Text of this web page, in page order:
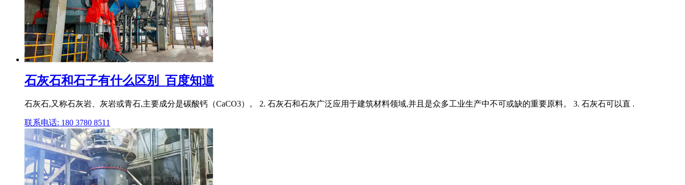
石灰石和石子有什么区别_百度知道
石灰石,又称石灰岩、灰岩或青石,主要成分是碳酸钙（CaCO3）。 2. 石灰石和石灰广泛应用于建筑材料领域,并且是众多工业生产中不可或缺的重要原料。 3. 石灰石可以直 .
联系电话: 180 3780 8511